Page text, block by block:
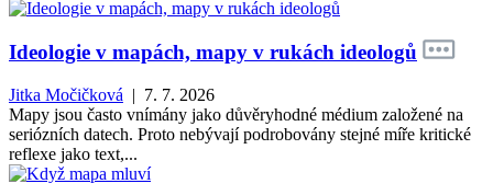
Ideologie v mapách, mapy v rukách ideologů
Jitka Močičková | 7. 7. 2026
Mapy jsou často vnímány jako důvěryhodné médium založené na
seriózních datech. Proto nebývají podrobovány stejné míře kritické
reflexe jako text,...